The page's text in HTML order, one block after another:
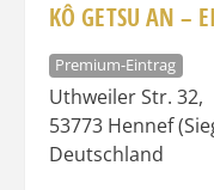
KÔ GETSU AN –
Premium-Eintrag
Uthweiler Str. 32,
53773 Hennef
Deutschland